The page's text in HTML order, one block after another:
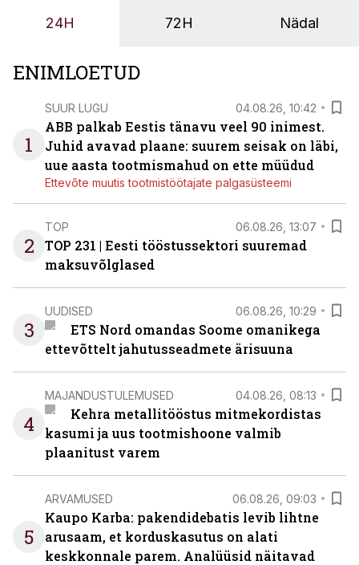
24H 72H Nädal
ENIMLOETUD
1
SUUR LUGU 04.08.26, 10:42
ABB palkab Eestis tänavu veel 90 inimest.
Juhid avavad plaane: suurem seisak on läbi,
uue aasta tootmismahud on ette müüdud
Ettevõte muutis tootmistöötajate palgasüsteemi
2
TOP 06.08.26, 13:07
TOP 231 | Eesti tööstussektori suuremad
maksuvõlglased
3
UUDISED 06.08.26, 10:29
ETS Nord omandas Soome omanikega
ettevõttelt jahutusseadmete ärisuuna
4
MAJANDUSTULEMUSED 04.08.26, 08:13
Kehra metallitööstus mitmekordistas
kasumi ja uus tootmishoone valmib
plaanitust varem
5
ARVAMUSED 06.08.26, 09:03
Kaupo Karba: pakendidebatis levib lihtne
arusaam, et korduskasutus on alati
keskkonnale parem. Analüüsid näitavad